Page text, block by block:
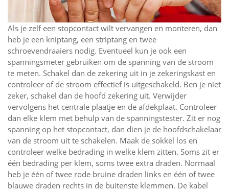
Als je zelf een stopcontact wilt vervangen en monteren, dan
heb je een kniptang, een striptang en twee
schroevendraaiers nodig. Eventueel kun je ook een
spanningsmeter gebruiken om de spanning van de stroom
te meten. Schakel dan de zekering uit in je zekeringskast en
controleer of de stroom effectief is uitgeschakeld. Ben je niet
zeker, schakel dan de hoofd zekering uit. Verwijder
vervolgens het centrale plaatje en de afdekplaat. Controleer
dan elke klem met behulp van de spanningstester. Zit er nog
spanning op het stopcontact, dan dien je de hoofdschakelaar
van de stroom uit te schakelen. Maak de sokkel los en
controleer welke bedrading in welke klem zitten. Soms zit er
één bedrading per klem, soms twee extra draden. Normaal
heb je één of twee rode bruine draden links en één of twee
blauwe draden rechts in de buitenste klemmen. De kabel